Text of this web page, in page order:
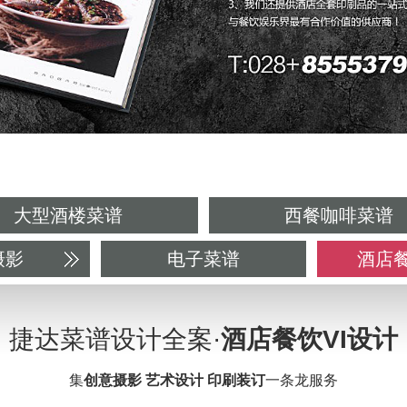
大型酒楼菜谱 西餐咖啡菜谱
影 电子菜谱 酒店
捷达菜谱设计全案·酒店餐饮VI设计
集创意摄影 艺术设计 印刷装订一条龙服务